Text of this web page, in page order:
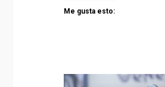
Me gusta esto: